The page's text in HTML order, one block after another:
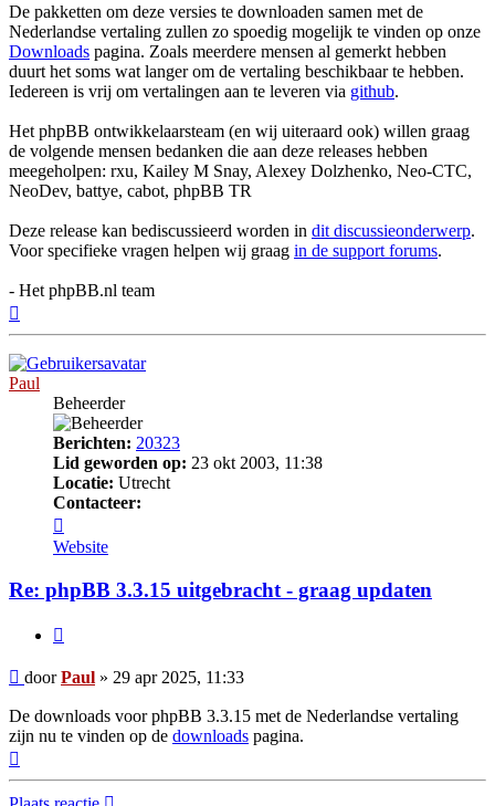
De pakketten om deze versies te downloaden samen met de
Nederlandse vertaling zullen zo spoedig mogelijk te vinden op onze
Downloads pagina. Zoals meerdere mensen al gemerkt hebben
duurt het soms wat langer om de vertaling beschikbaar te hebben.
Iedereen is vrij om vertalingen aan te leveren via github.
Het phpBB ontwikkelaarsteam (en wij uiteraard ook) willen graag
de volgende mensen bedanken die aan deze releases hebben
meegeholpen: rxu, Kailey M Snay, Alexey Dolzhenko, Neo-CTC,
NeoDev, battye, cabot, phpBB TR
Deze release kan bediscussieerd worden in dit discussieonderwerp.
Voor specifieke vragen helpen wij graag in de support forums.
- Het phpBB.nl team
Paul
Beheerder
Berichten: 20323
Lid geworden op: 23 okt 2003, 11:38
Locatie: Utrecht
Contacteer:
Paul
Website
Re: phpBB 3.3.15 uitgebracht - graag updaten
Bericht
doorPaul » 29 apr 2025, 11:33
De downloads voor phpBB 3.3.15 met de Nederlandse vertaling
zijn nu te vinden op de downloads pagina.